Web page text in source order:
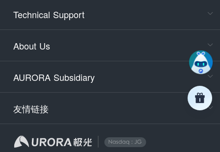
Technical Support
About Us
AURORA Subsidiary
友情链接
days)
9:30-
Email